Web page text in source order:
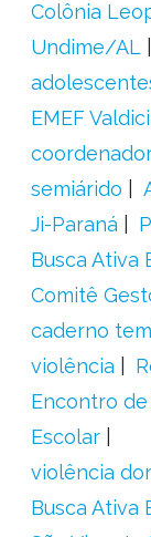
Colônia
Undime/AL
EMEF
semiárido
Ji-Paraná
Busca Ativa
Comitê
caderno
violência
Encontro de
Escolar
violência
Busca Ativa